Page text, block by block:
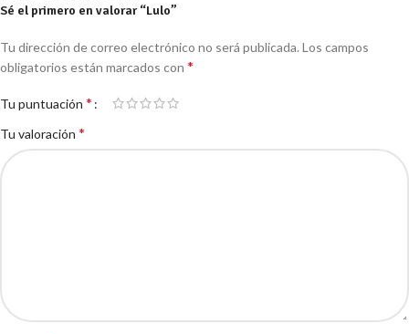
Sé el primero en valorar “Lulo”
Tu dirección de correo electrónico no será publicada. Los campos
obligatorios están marcados con *
Tu puntuación *
Tu valoración *